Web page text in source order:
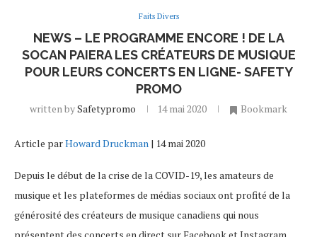
Faits Divers
NEWS – LE PROGRAMME ENCORE ! DE LA
SOCAN PAIERA LES CRÉATEURS DE MUSIQUE
POUR LEURS CONCERTS EN LIGNE- SAFETY
PROMO
written bySafetypromo 14 mai 2020 Bookmark
Article parHoward Druckman | 14 mai 2020
Depuis le début de la crise de la COVID-19, les amateurs de
musique et les plateformes de médias sociaux ont profité de la
générosité des créateurs de musique canadiens qui nous